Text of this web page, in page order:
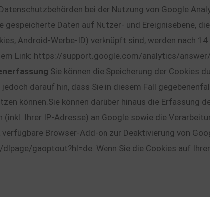
bei der Nutzung von Google
gespeicherte Daten auf Nutzer- und Ereignisebene,
Android-Werbe-ID) verknüpft sind, werden nach
Link: https://support.google.com/analytics/
Sie können die Speicherung der Cookies
jedoch darauf hin, dass Sie in diesem Fall
können.Sie können darüber hinaus die Erfassung
(inkl. Ihrer IP-Adresse) an Google sowie die
Browser-Add-on zur Deaktivierung von
gaoptout?hl=de. Wenn Sie die Cookies auf